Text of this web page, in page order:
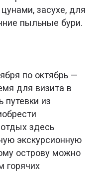
засухе, для
пыльные бури.
по октябрь —
для визита в
путевки из
здесь
экскурсионную
острову можно
горячих